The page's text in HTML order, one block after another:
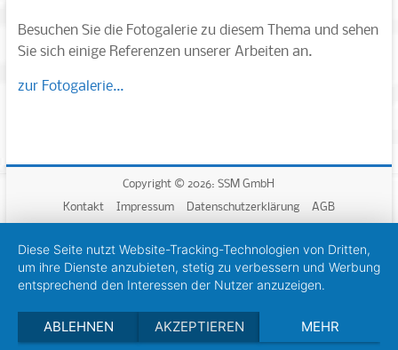
Besuchen Sie die Fotogalerie zu diesem Thema und sehen
Sie sich einige Referenzen unserer Arbeiten an.
zur Fotogalerie...
Copyright © 2026: SSM GmbH
Kontakt
Impressum Datenschutzerklärung AGB
Diese Seite nutzt Website-Tracking-Technologien von Dritten,
um ihre Dienste anzubieten, stetig zu verbessern und Werbung
entsprechend den Interessen der Nutzer anzuzeigen.
ABLEHNEN AKZEPTIEREN MEHR